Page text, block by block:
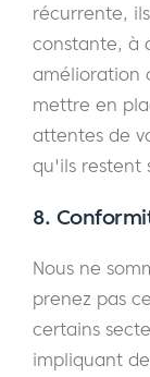
récurrente,
constante, à
amélioration
mettre en
attentes de
qu'ils restent
8.
Nous ne
prenez pas
certains
impliquant